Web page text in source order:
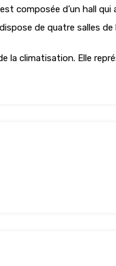
composée d’un hall
de quatre salles
la climatisation. Elle